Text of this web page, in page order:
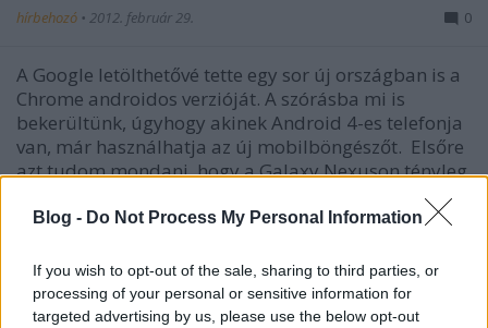
Blog - Do Not Process My Personal Information
If you wish to opt-out of the sale, sharing to third parties, or
processing of your personal or sensitive information for
targeted advertising by us, please use the below opt-out
hírbehozó • 2012. február 29. 0
A Google letölthetővé tette egy sor új országban is a
Chrome androidos verzióját. A szórásba mi is
bekerültünk, úgyhogy akinek Android 4-es telefonja
van, már használhatja az új mobilböngészőt. Elsőre
azt tudom mondani, hogy a Galaxy Nexuson tényleg
hírbehozó•2010. december 07.